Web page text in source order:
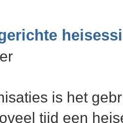
is het
tijd een